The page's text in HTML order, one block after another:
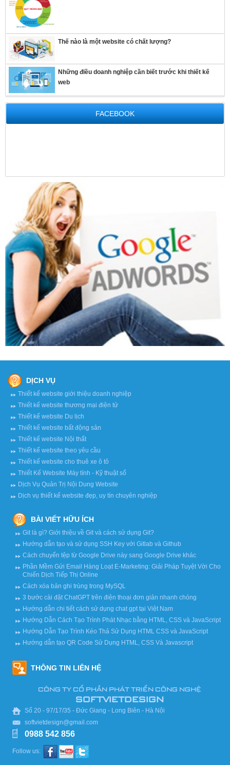
Thế nào là một website có chất lượng?
Những điều doanh nghiệp cần biết trước khi thiết kế
web
FACEBOOK
DỊCH VỤ
Thiết kế website giới thiệu doanh nghiệp
Thiết kế website thương mại điện tử
Thiết kế website Du lịch
Thiết kế website bất động sản
Thiết kế website Nội thất
Thiết kế website theo yêu cầu
Thiết kế website cho thuê xe ô tô
Thiết Kế Website Máy tính - Kỹ thuật số
Dịch Vụ Quản Trị Nội Dung Website
Dịch vụ thiết kế website đẹp, uy tín chuyên nghiệp
BÀI VIẾT HỮU ÍCH
Git là gì? Giới thiệu về Git và cách sử dụng Git?
Hướng dẫn tạo và sử dụng SSH Key với Gitlab và Github
Cách chuyển tệp từ Google Drive này sang Google Drive khác
Phần Mềm Gửi Email Hàng Loạt E-Marketing: Giải Pháp Tuyệt Vời Cho
Chiến Dịch Tiếp Thị Online
Cách xóa bản ghi trùng trong MySQL
3 bước cài đặt ChatGPT trên điện thoại đơn giản nhanh chóng
Hướng dẫn chi tiết cách sử dụng chat gpt tại Việt Nam
Hướng Dẫn Cách Tạo Trình Phát Nhạc bằng HTML, CSS và JavaScript
Hướng Dẫn Tạo Trình Kéo Thả Sử Dụng HTML CSS và JavaScript
Hướng dẫn tạo QR Code Sử Dụng HTML, CSS Và Javascript
THÔNG TIN LIÊN HỆ
CÔNG TY CỔ PHẦN PHÁT TRIỂN CÔNG NGHỆ
SOFTVIETDESIGN
Số 20 - 97/17/35 - Đức Giang - Long Biên - Hà Nội
softvietdesign@gmail.com
0988 542 856
Follow us: